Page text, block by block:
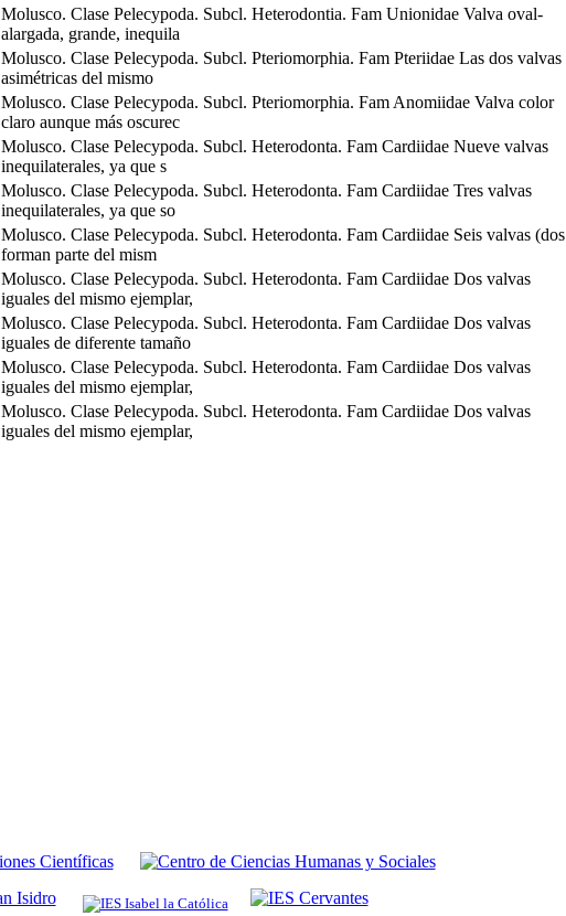
Molusco. Clase Pelecypoda. Subcl. Heterodontia. Fam Unionidae Valva oval-
alargada, grande, inequila
Molusco. Clase Pelecypoda. Subcl. Pteriomorphia. Fam Pteriidae Las dos valvas
asimétricas del mismo
Molusco. Clase Pelecypoda. Subcl. Pteriomorphia. Fam Anomiidae Valva color
claro aunque más oscurec
Molusco. Clase Pelecypoda. Subcl. Heterodonta. Fam Cardiidae Nueve valvas
inequilaterales, ya que s
Molusco. Clase Pelecypoda. Subcl. Heterodonta. Fam Cardiidae Tres valvas
inequilaterales, ya que so
Molusco. Clase Pelecypoda. Subcl. Heterodonta. Fam Cardiidae Seis valvas (dos
forman parte del mism
Molusco. Clase Pelecypoda. Subcl. Heterodonta. Fam Cardiidae Dos valvas
iguales del mismo ejemplar,
Molusco. Clase Pelecypoda. Subcl. Heterodonta. Fam Cardiidae Dos valvas
iguales de diferente tamaño
Molusco. Clase Pelecypoda. Subcl. Heterodonta. Fam Cardiidae Dos valvas
iguales del mismo ejemplar,
Molusco. Clase Pelecypoda. Subcl. Heterodonta. Fam Cardiidae Dos valvas
iguales del mismo ejemplar,